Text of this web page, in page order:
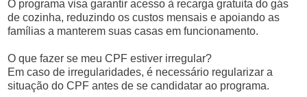
O programa visa garantir acesso à recarga gratuita do gás
de cozinha, reduzindo os custos mensais e apoiando as
famílias a manterem suas casas em funcionamento.
O que fazer se meu CPF estiver irregular?
Em caso de irregularidades, é necessário regularizar a
situação do CPF antes de se candidatar ao programa.